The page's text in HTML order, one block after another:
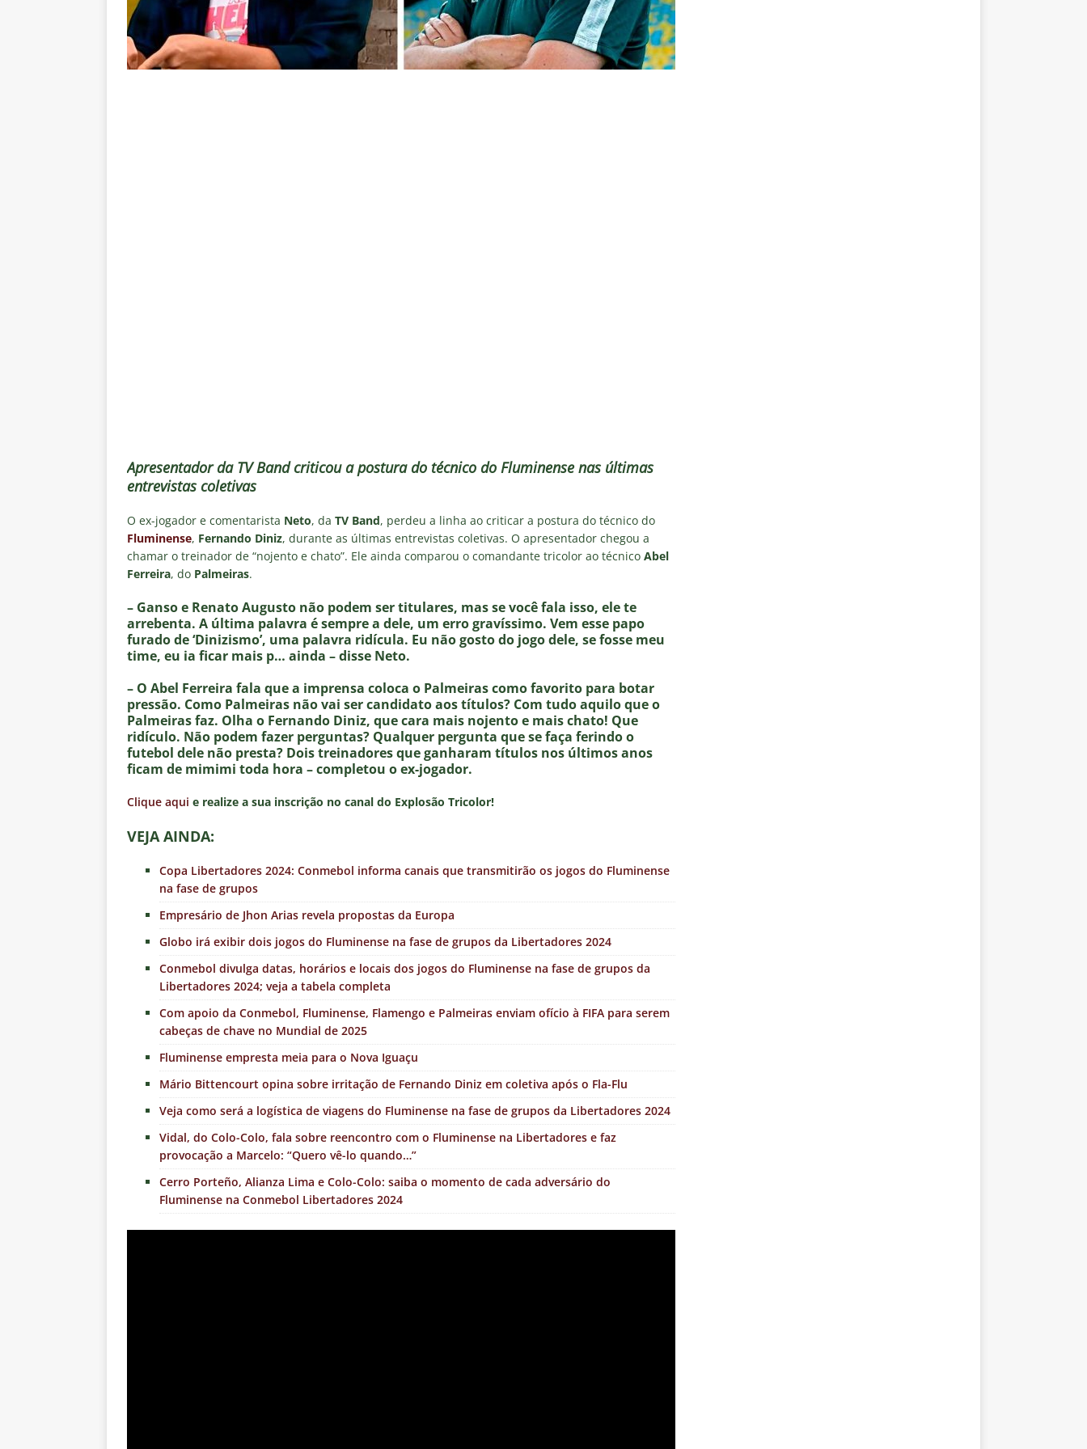
vaga nas quartas de final da Copa do Brasil: veja a análise completa
NOTÍCIAS
[ 5 de agosto de 2026 ] Cria de Xerém, Luiz Henrique fica perto de reforçar outro rival do
Fluminense
NOTÍCIAS
NOTÍCIAS
o Vasco
NOTÍCIAS
[ 4 de agosto de 2026 ] Opinião: A incompatibilidade de Zubeldía com o Fluminense COLUNAS
Apresentador da TV Band criticou a postura do técnico do Fluminense nas últimas
entrevistas coletivas
O ex-jogador e comentarista Neto, da TV Band, perdeu a linha ao criticar a postura do técnico do
Fluminense, Fernando Diniz, durante as últimas entrevistas coletivas. O apresentador chegou a
chamar o treinador de “nojento e chato”. Ele ainda comparou o comandante tricolor ao técnico Abel
Ferreira, do Palmeiras.
– Ganso e Renato Augusto não podem ser titulares, mas se você fala isso, ele te
arrebenta. A última palavra é sempre a dele, um erro gravíssimo. Vem esse papo
furado de ‘Dinizismo’, uma palavra ridícula. Eu não gosto do jogo dele, se fosse meu
time, eu ia ficar mais p… ainda – disse Neto.
– O Abel Ferreira fala que a imprensa coloca o Palmeiras como favorito para botar
pressão. Como Palmeiras não vai ser candidato aos títulos? Com tudo aquilo que o
Palmeiras faz. Olha o Fernando Diniz, que cara mais nojento e mais chato! Que
ridículo. Não podem fazer perguntas? Qualquer pergunta que se faça ferindo o
futebol dele não presta? Dois treinadores que ganharam títulos nos últimos anos
ficam de mimimi toda hora – completou o ex-jogador.
Clique aqui e realize a sua inscrição no canal do Explosão Tricolor!
VEJA AINDA:
Copa Libertadores 2024: Conmebol informa canais que transmitirão os jogos do Fluminense
na fase de grupos
Empresário de Jhon Arias revela propostas da Europa
Globo irá exibir dois jogos do Fluminense na fase de grupos da Libertadores 2024
Conmebol divulga datas, horários e locais dos jogos do Fluminense na fase de grupos da
Libertadores 2024; veja a tabela completa
Com apoio da Conmebol, Fluminense, Flamengo e Palmeiras enviam ofício à FIFA para serem
cabeças de chave no Mundial de 2025
Fluminense empresta meia para o Nova Iguaçu
Mário Bittencourt opina sobre irritação de Fernando Diniz em coletiva após o Fla-Flu
Veja como será a logística de viagens do Fluminense na fase de grupos da Libertadores 2024
Vidal, do Colo-Colo, fala sobre reencontro com o Fluminense na Libertadores e faz
provocação a Marcelo: “Quero vê-lo quando…”
Cerro Porteño, Alianza Lima e Colo-Colo: saiba o momento de cada adversário do
Fluminense na Conmebol Libertadores 2024